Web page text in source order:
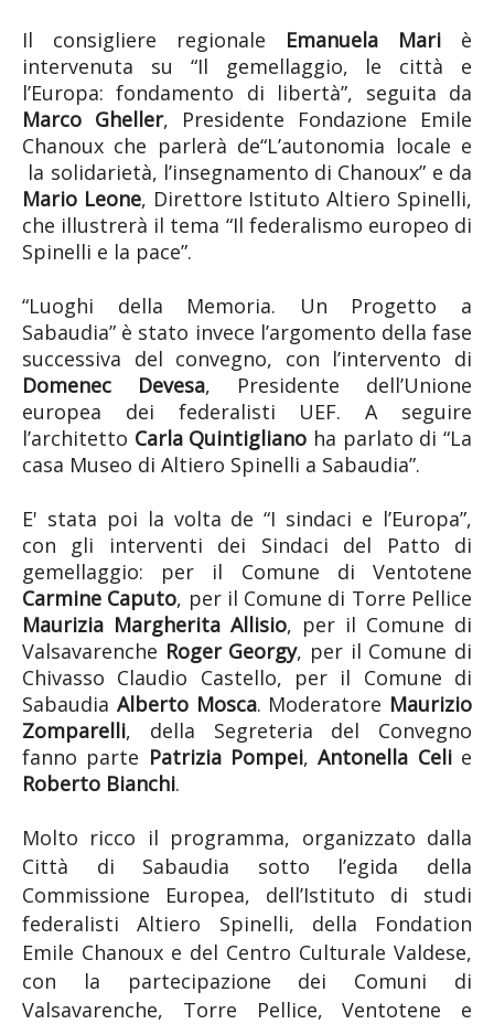
Il consigliere regionale Emanuela Mari è
intervenuta su “Il gemellaggio, le città e
l’Europa: fondamento di libertà”, seguita da
Marco Gheller, Presidente Fondazione Emile
Chanoux che parlerà de“L’autonomia locale e
la solidarietà, l’insegnamento di Chanoux” e da
Mario Leone, Direttore Istituto Altiero Spinelli,
che illustrerà il tema “Il federalismo europeo di
Spinelli e la pace”.
“Luoghi della Memoria. Un Progetto a
Sabaudia” è stato invece l’argomento della fase
successiva del convegno, con l’intervento di
Domenec Devesa, Presidente dell’Unione
europea dei federalisti UEF. A seguire
l’architetto Carla Quintigliano ha parlato di “La
casa Museo di Altiero Spinelli a Sabaudia”.
E' stata poi la volta de “I sindaci e l’Europa”,
con gli interventi dei Sindaci del Patto di
gemellaggio: per il Comune di Ventotene
Carmine Caputo, per il Comune di Torre Pellice
Maurizia Margherita Allisio, per il Comune di
Valsavarenche Roger Georgy, per il Comune di
Chivasso Claudio Castello, per il Comune di
Sabaudia Alberto Mosca. Moderatore Maurizio
Zomparelli, della Segreteria del Convegno
fanno parte Patrizia Pompei,Antonella Celie
Roberto Bianchi.
Molto ricco il programma, organizzato dalla
Città di Sabaudia sotto l’egida della
Commissione Europea, dell’Istituto di studi
federalisti Altiero Spinelli, della Fondation
Emile Chanoux e del Centro Culturale Valdese,
con la partecipazione dei Comuni di
Valsavarenche, Torre Pellice, Ventotene e